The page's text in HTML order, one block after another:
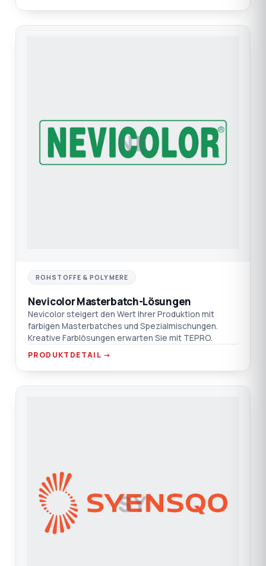
NE
ROHSTOFFE & POLYMERE
Nevicolor Masterbatch-Lösungen
Nevicolor steigert den Wert Ihrer Produktion mit
farbigen Masterbatches und Spezialmischungen.
Kreative Farblösungen erwarten Sie mit TEPRO.
PRODUKTDETAIL →
SY